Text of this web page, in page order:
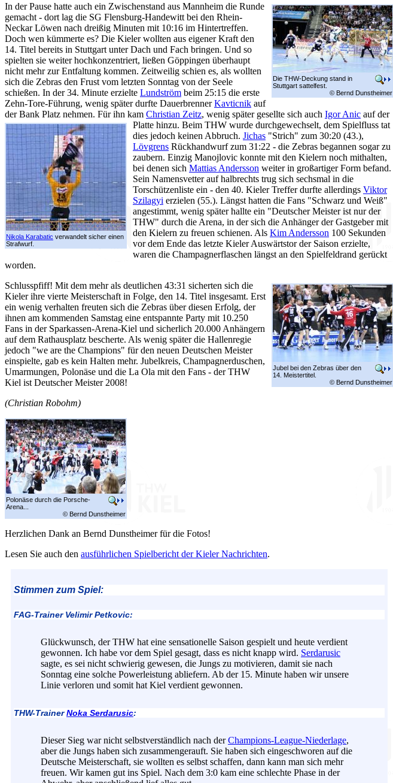
Die THW-Deckung stand in
Stuttgart sattelfest.
© Bernd Dunstheimer
In der Pause hatte auch ein Zwischenstand aus Mannheim die Runde
gemacht - dort lag die SG Flensburg-Handewitt bei den Rhein-
Neckar Löwen nach dreißig Minuten mit 10:16 im Hintertreffen.
Doch wen kümmerte es? Die Kieler wollten aus eigener Kraft den
14. Titel bereits in Stuttgart unter Dach und Fach bringen. Und so
spielten sie weiter hochkonzentriert, ließen Göppingen überhaupt
nicht mehr zur Entfaltung kommen. Zeitweilig schien es, als wollten
sich die Zebras den Frust vom letzten Sonntag von der Seele
schießen. In der 34. Minute erzielte Lundström beim 25:15 die erste
Zehn-Tore-Führung, wenig später durfte DauerbrennerKavticnik auf
der Bank Platz nehmen. Für ihn kam Christian Zeitz, wenig später gesellte sich auch Igor Anic
Nikola Karabatic verwandelt sicher einen
Strafwurf.
auf der
Platte hinzu. Beim THW wurde durchgewechselt, dem Spielfluss tat
dies jedoch keinen Abbruch. Jichas "Strich" zum 30:20 (43.),
Lövgrens Rückhandwurf zum 31:22 - die Zebras begannen sogar zu
zaubern. Einzig Manojlovic konnte mit den Kielern noch mithalten,
bei denen sich Mattias Andersson weiter in großartiger Form befand.
Sein Namensvetter auf halbrechts trug sich sechsmal in die
Torschützenliste ein - den 40. Kieler Treffer durfte allerdings Viktor
Szilagyi erzielen (55.). Längst hatten die Fans "Schwarz und Weiß"
angestimmt, wenig später hallte ein "Deutscher Meister ist nur der
THW" durch die Arena, in der sich die Anhänger der Gastgeber mit
den Kielern zu freuen schienen. Als Kim Andersson 100 Sekunden
vor dem Ende das letzte Kieler Auswärtstor der Saison erzielte,
waren die Champagnerflaschen längst an den Spielfeldrand gerückt
worden.
Jubel bei den Zebras über den
14. Meistertitel.
© Bernd Dunstheimer
Schlusspfiff! Mit dem mehr als deutlichen 43:31 sicherten sich die
Kieler ihre vierte Meisterschaft in Folge, den 14. Titel insgesamt. Erst
ein wenig verhalten freuten sich die Zebras über diesen Erfolg, der
ihnen am kommenden Samstag eine entspannte Party mit 10.250
Fans in der Sparkassen-Arena-Kiel und sicherlich 20.000 Anhängern
auf dem Rathausplatz bescherte. Als wenig später die Hallenregie
jedoch "we are the Champions" für den neuen Deutschen Meister
einspielte, gab es kein Halten mehr. Jubelkreis, Champagnerduschen,
Umarmungen, Polonäse und die La Ola mit den Fans - der THW
Kiel ist Deutscher Meister 2008!
(Christian Robohm)
Polonäse durch die Porsche-
Arena...
© Bernd Dunstheimer
Herzlichen Dank an Bernd Dunstheimer für die Fotos!
Lesen Sie auch den ausführlichen Spielbericht der Kieler Nachrichten.
Stimmen zum Spiel:
FAG-Trainer Velimir Petkovic:
Glückwunsch, der THW hat eine sensationelle Saison gespielt und heute verdient
gewonnen. Ich habe vor dem Spiel gesagt, dass es nicht knapp wird. Serdarusic
sagte, es sei nicht schwierig gewesen, die Jungs zu motivieren, damit sie nach
Sonntag eine solche Powerleistung abliefern. Ab der 15. Minute haben wir unsere
Linie verloren und somit hat Kiel verdient gewonnen.
THW-TrainerNoka Serdarusic:
Dieser Sieg war nicht selbstverständlich nach derChampions-League-Niederlage,
aber die Jungs haben sich zusammengerauft. Sie haben sich eingeschworen auf die
Deutsche Meisterschaft, sie wollten es selbst schaffen, dann kann man sich mehr
freuen. Wir kamen gut ins Spiel. Nach dem 3:0 kam eine schlechte Phase in der